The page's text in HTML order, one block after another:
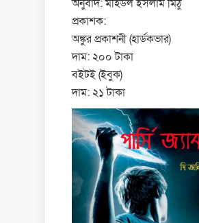
অনুবাদ: মহিউল ইসলাম মিঠু
প্রকাশক:
অঙ্কুর প্রকাশনী (হার্ডকভার)
দাম: ২০০ টাকা
বইটই (ইবুক)
দাম: ২১ টাকা